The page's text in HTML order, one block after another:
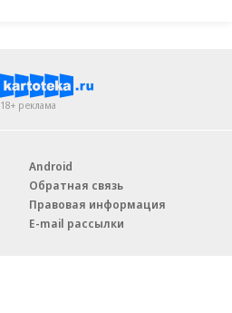
18+ реклама
Android
Обратная связь
Правовая информация
E-mail рассылки